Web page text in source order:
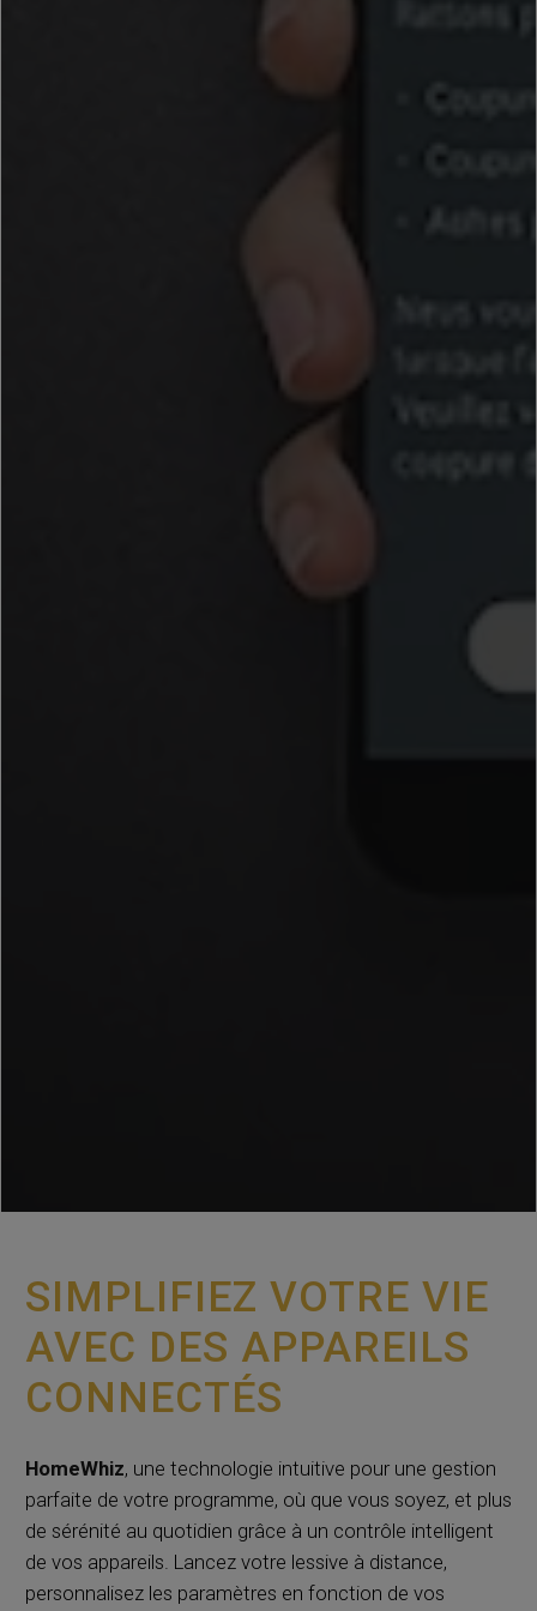
SIMPLIFIEZ VOTRE VIE
AVEC DES APPAREILS
CONNECTÉS
HomeWhiz, une technologie intuitive pour une gestion
parfaite de votre programme, où que vous soyez, et plus
de sérénité au quotidien grâce à un contrôle intelligent
de vos appareils. Lancez votre lessive à distance,
personnalisez les paramètres en fonction de vos